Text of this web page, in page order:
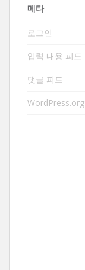
메타
로그인
입력 내용 피드
댓글 피드
WordPress.org